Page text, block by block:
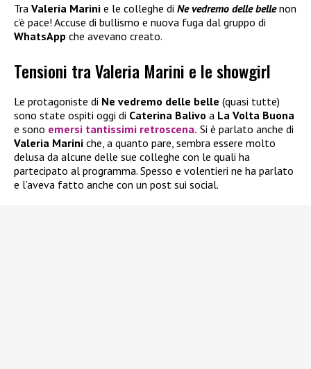
Tra Valeria Marini e le colleghe di Ne vedremo delle bellenon
c’è pace! Accuse di bullismo e nuova fuga dal gruppo di
WhatsApp che avevano creato.
Tensioni tra Valeria Marini e le showgirl
Le protagoniste di Ne vedremo delle belle (quasi tutte)
sono state ospiti oggi di Caterina Balivo a La Volta Buona
e sono emersi tantissimi retroscena. Si è parlato anche di
Valeria Marini che, a quanto pare, sembra essere molto
delusa da alcune delle sue colleghe con le quali ha
partecipato al programma. Spesso e volentieri ne ha parlato
e l’aveva fatto anche con un post sui social.